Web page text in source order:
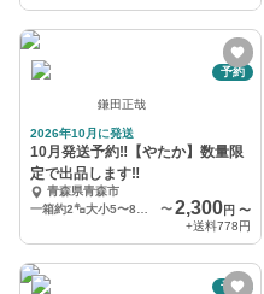
予約
鎌田正哉
2026年10月に発送
10月発送予約‼️【やたか】数量限
定で出品します‼️
青森県青森市
〜 2,300円 〜
+送料778円
予約